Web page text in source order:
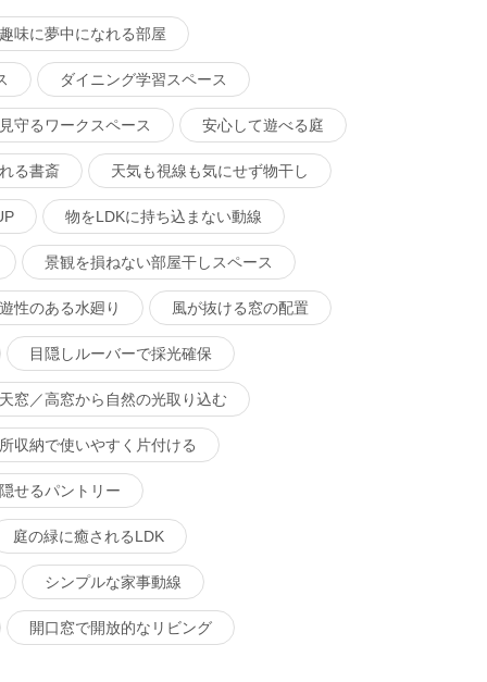
趣味に夢中になれる部屋
ダイニング学習スペース
見守るワークスペース 安心して遊べる庭
る書斎 天気も視線も気にせず物干し
物をLDKに持ち込まない動線
景観を損ねない部屋干しスペース
性のある水廻り 風が抜ける窓の配置
目隠しルーバーで採光確保
天窓／高窓から自然の光取り込む
収納で使いやすく片付ける
隠せるパントリー
庭の緑に癒されるLDK
シンプルな家事動線
開口窓で開放的なリビング